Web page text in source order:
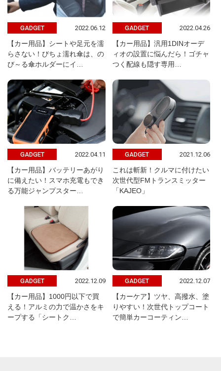
GADGET 2022.06.12
【カー用品】シートや足元を濡
らさない！びちょ濡れ傘は、の
び～る傘ホルダーにイ…
GADGET 2022.04.26
【カー用品】汎用1DINオーデ
ィオの設置に悩んだら！ゴチャ
つく配線も隠す専用…
GADGET 2022.04.11
【カー用品】バッテリーあがり
に備えたい！スマホ充電もでき
る万能ジャンプスター…
GADGET 2021.12.06
これは斬新！クルマに付けたい
次世代型FMトランスミッター
「KAJEO」
GADGET 2022.12.09
【カー用品】1000円以下で買
える！アルミの力で温かさをキ
ープする「シートク…
GADGET 2022.12.07
【カーケア】ツヤ、高撥水、塗
りやすい！次世代トップコート
で簡単カーコーティン…